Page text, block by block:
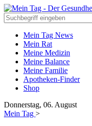
Mein Tag News
Mein Rat
Meine Medizin
Meine Balance
Meine Familie
Apotheken-Finder
Shop
Donnerstag, 06. August
Mein Tag >